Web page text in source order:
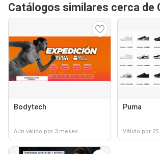
Catálogos similares cerca de
Bodytech
Aún válido por 3 meses
Puma
Válido por 25